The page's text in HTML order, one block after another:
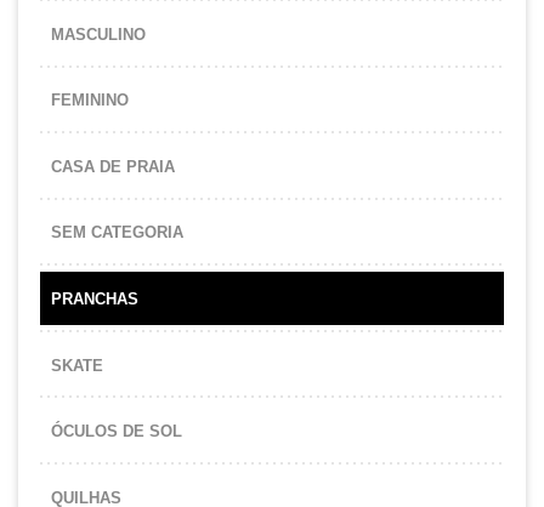
MASCULINO
FEMININO
CASA DE PRAIA
SEM CATEGORIA
PRANCHAS
SKATE
ÓCULOS DE SOL
QUILHAS